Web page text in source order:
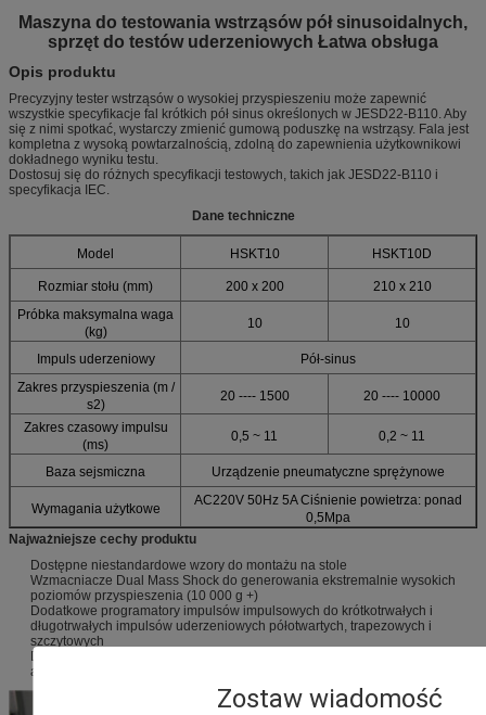
Zostaw wiadomość
Maszyna do testowania wstrząsów pół sinusoidalnych,
sprzęt do testów uderzeniowych Łatwa obsługa
Opis produktu
Precyzyjny tester wstrząsów o wysokiej przyspieszeniu może zapewnić
wszystkie specyfikacje fal krótkich pół sinus określonych w JESD22-B110. Aby
się z nimi spotkać, wystarczy zmienić gumową poduszkę na wstrząsy. Fala jest
kompletna z wysoką powtarzalnością, zdolną do zapewnienia użytkownikowi
dokładnego wyniku testu.
Dostosuj się do różnych specyfikacji testowych, takich jak JESD22-B110 i
specyfikacja IEC.
Dane techniczne
Model HSKT10 HSKT10D
Rozmiar stołu (mm) 200 x 200
210 x 210
Próbka maksymalna waga
(kg)
10 10
Impuls uderzeniowy
Pół-sinus
Zakres przyspieszenia (m /
s2)
20 ---- 1500 20 ---- 10000
Zakres czasowy impulsu
(ms)
0,5 ~ 11 0,2 ~ 11
Baza sejsmiczna Urządzenie pneumatyczne sprężynowe
Wymagania użytkowe
AC220V 50Hz 5A Ciśnienie powietrza: ponad
0,5Mpa
Najważniejsze cechy produktu
Dostępne niestandardowe wzory do montażu na stole
Wzmacniacze Dual Mass Shock do generowania ekstremalnie wysokich
poziomów przyspieszenia (10 000 g +)
Dodatkowe programatory impulsów impulsowych do krótkotrwałych i
długotrwałych impulsów uderzeniowych półotwartych, trapezowych i
szczytowych
Dane partnera testowego Akwizycja i oprzyrządowanie do gromadzenia i
analizy danych